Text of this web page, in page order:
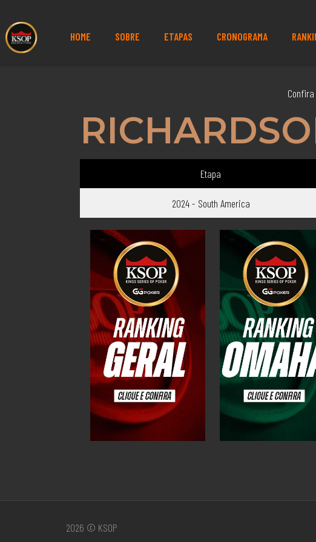
HOME SOBRE ETAPAS CRONOGRAMA
Etapa
2024 - South America
2026 © KSOP